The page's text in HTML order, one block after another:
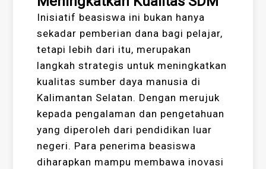
Inisiatif beasiswa ini bukan hanya
sekadar pemberian dana bagi pelajar,
tetapi lebih dari itu, merupakan
langkah strategis untuk meningkatkan
kualitas sumber daya manusia di
Kalimantan Selatan. Dengan merujuk
kepada pengalaman dan pengetahuan
yang diperoleh dari pendidikan luar
negeri. Para penerima beasiswa
diharapkan mampu membawa inovasi